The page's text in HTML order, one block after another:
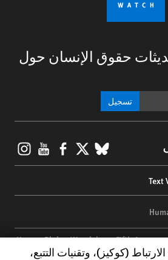
حقوق الإنسان حول
تسجيل
BlueSky
X
Text
Human Rights Watch| 350 Fifth Avenue,
10118-
Human Rights
(كوكيز)، وتقنيات التتبع،